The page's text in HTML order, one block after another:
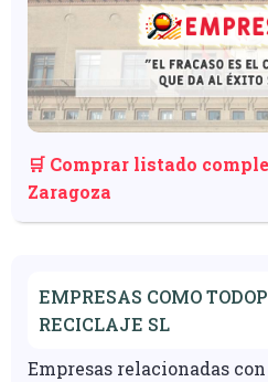
🛒 Comprar listado
Zaragoza
EMPRESAS COMO
RECICLAJE SL
Empresas relacionadas con